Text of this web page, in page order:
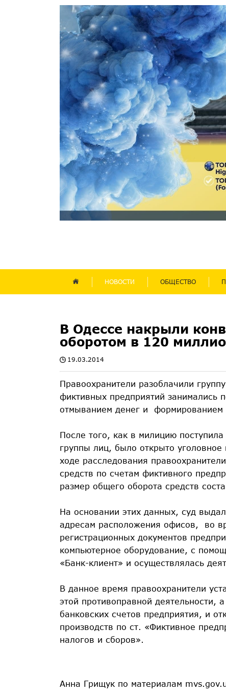
НОВОСТИ ОБЩЕСТВО
В Одессе накрыли
оборотом в 120
19.03.2014
Правоохранители разоблачили
фиктивных предприятий занимались
отмыванием денег и формированием
После того, как в милицию
группы лиц, было открыто
ходе расследования
средств по счетам фиктивного
размер общего оборота средств
На основании этих данных, суд
адресам расположения офисов, во
регистрационных документов
компьютерное оборудование, с
«Банк-клиент» и осуществлялась
В данное время правоохранители
этой противоправной деятельности,
банковских счетов предприятия, и
производств по ст. «Фиктивное
налогов и сборов».
Анна Грищук по материалам